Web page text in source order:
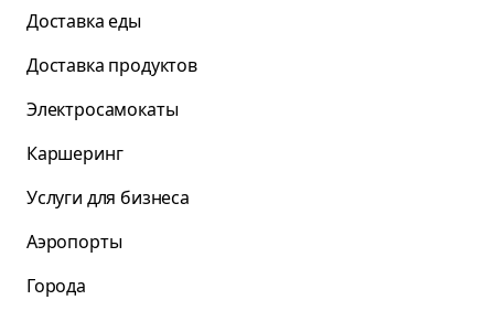
Доставка еды
Доставка продуктов
Электросамокаты
Каршеринг
Услуги для бизнеса
Аэропорты
Города